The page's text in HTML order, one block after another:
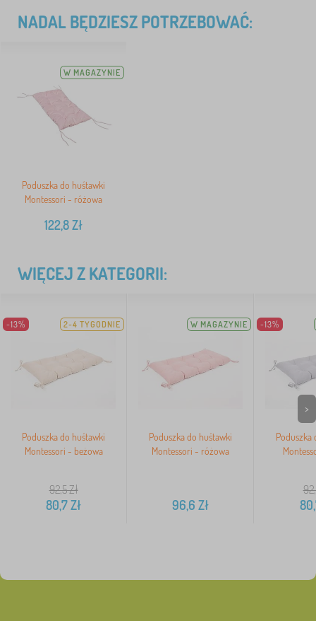
NADAL BĘDZIESZ POTRZEBOWAĆ:
W MAGAZYNIE
Poduszka do huśtawki
Montessori - różowa
122,8Zł
WIĘCEJ Z KATEGORII:
-13% 2-4 TYGODNIE
Poduszka do huśtawki
Montessori - beżowa
92,5Zł
80,7Zł
W MAGAZYNIE
Poduszka do huśtawki
Montessori - różowa
96,6 Zł
-13%
Poduszka
>